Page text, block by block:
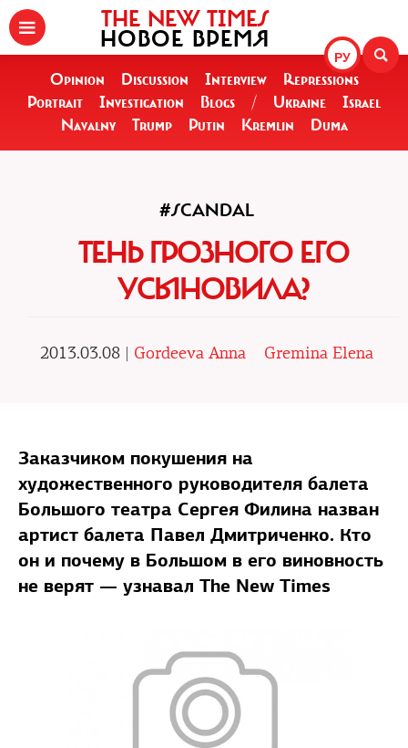
РУ
THE NEW TIMES
НОВОЕ ВРЕМЯ
Opinion Discussion Interview
Repressions
Portrait
Investigation Blogs / Ukraine
Israel
Navalny
Trump Putin Kremlin Duma
#SCANDAL
ТЕНЬ ГРОЗНОГО ЕГО
УСЫНОВИЛА?
2013.03.08 | Gordeeva Anna Gremina Elena
Заказчиком покушения на
художественного руководителя балета
Большого театра Сергея Филина назван
артист балета Павел Дмитриченко. Кто
он и почему в Большом в его виновность
не верят — узнавал The New Times